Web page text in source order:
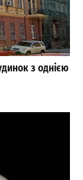
з однією